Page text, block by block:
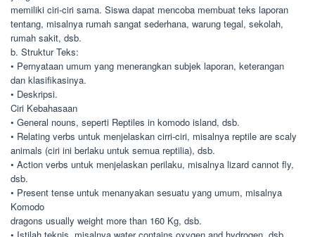
memiliki ciri-ciri sama. Siswa dapat mencoba membuat teks laporan
tentang, misalnya rumah sangat sederhana, warung tegal, sekolah,
rumah sakit, dsb.
b. Struktur Teks:
• Pernyataan umum yang menerangkan subjek laporan, keterangan
dan klasifikasinya.
• Deskripsi.
Ciri Kebahasaan
• General nouns, seperti Reptiles in komodo island, dsb.
• Relating verbs untuk menjelaskan cirri-ciri, misalnya reptile are scaly
animals (ciri ini berlaku untuk semua reptilia), dsb.
• Action verbs untuk menjelaskan perilaku, misalnya lizard cannot fly,
dsb.
• Present tense untuk menanyakan sesuatu yang umum, misalnya
Komodo
dragons usually weight more than 160 Kg, dsb.